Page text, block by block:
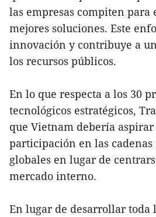
las empresas compiten para
mejores soluciones. Este
innovación y contribuye a
los recursos públicos.
En lo que respecta a los 30
tecnológicos estratégicos,
que Vietnam debería
participación en las
globales en lugar de
mercado interno.
En lugar de desarrollar toda